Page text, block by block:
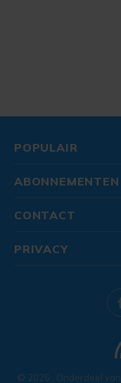
POPULAIR
ABONNEMENTEN
CONTACT
© 2026 . Onderdeel van
PRIVACY